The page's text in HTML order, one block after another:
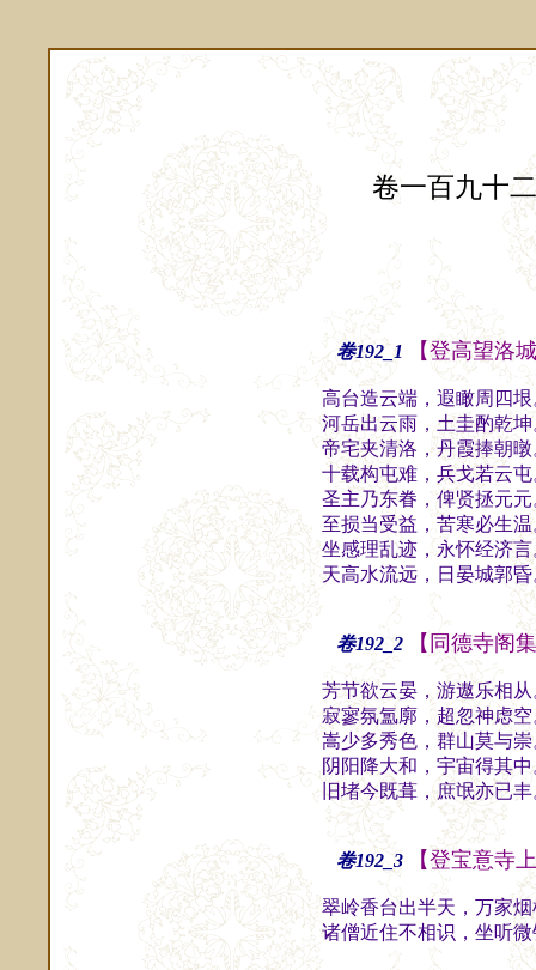
卷一百九十二
卷192_1 【登高望洛
高台造云端，遐瞰周四
河岳出云雨，土圭酌乾
帝宅夹清洛，丹霞捧朝
十载构屯难，兵戈若云
圣主乃东眷，俾贤拯元
至损当受益，苦寒必生
坐感理乱迹，永怀经济
天高水流远，日晏城郭
卷192_2 【同德寺阁
芳节欲云晏，游遨乐相
寂寥氛氲廓，超忽神虑
嵩少多秀色，群山莫与
阴阳降大和，宇宙得其
旧堵今既葺，庶氓亦已
卷192_3 【登宝意寺
翠岭香台出半天，万家
诸僧近住不相识，坐听